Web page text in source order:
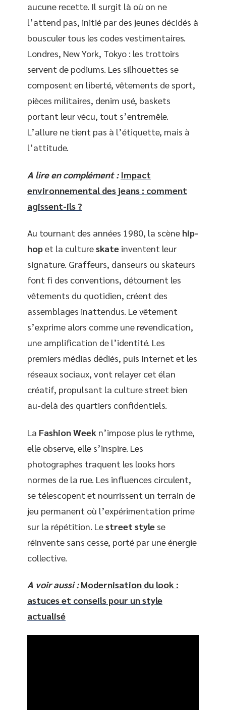
aucune recette. Il surgit là où on ne
l’attend pas, initié par des jeunes décidés à
bousculer tous les codes vestimentaires.
Londres, New York, Tokyo : les trottoirs
servent de podiums. Les silhouettes se
composent en liberté, vêtements de sport,
pièces militaires, denim usé, baskets
portant leur vécu, tout s’entremêle.
L’allure ne tient pas à l’étiquette, mais à
l’attitude.
A lire en complément : Impact
environnemental des jeans : comment
agissent-ils ?
Au tournant des années 1980, la scène hip-
hopet la cultureskate inventent leur
signature. Graffeurs, danseurs ou skateurs
font fi des conventions, détournent les
vêtements du quotidien, créent des
assemblages inattendus. Le vêtement
s’exprime alors comme une revendication,
une amplification de l’identité. Les
premiers médias dédiés, puis Internet et les
réseaux sociaux, vont relayer cet élan
créatif, propulsant la culture street bien
au-delà des quartiers confidentiels.
La Fashion Week n’impose plus le rythme,
elle observe, elle s’inspire. Les
photographes traquent les looks hors
normes de la rue. Les influences circulent,
se télescopent et nourrissent un terrain de
jeu permanent où l’expérimentation prime
sur la répétition. Lestreet style se
réinvente sans cesse, porté par une énergie
collective.
A voir aussi : Modernisation du look :
astuces et conseils pour un style
actualisé